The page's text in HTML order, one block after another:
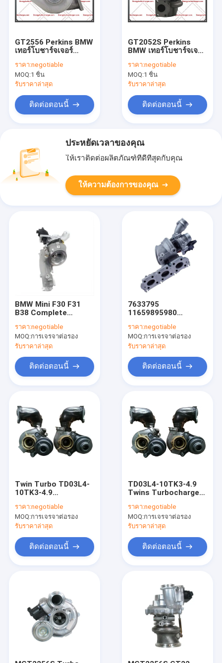
ผลิตภัณฑ์
เกี่ยวกับเรา
ทัวร์โรงงาน
GT2556 Perkins BMW
เทอร์โบชาร์จเจอร์
2674A431 1104A-44T
เครื่องยนต์
ราคา:negotiable
MOQ:1 ชิ้น
รับราคาล่าสุด
ติดต่อตอนนี้
GT2052S Perkins
BMW เทอร์โบชาร์จเจอร์
727266-5001S
452301-0001 1004-
40T
ราคา:negotiable
MOQ:1 ชิ้น
รับราคาล่าสุด
ติดต่อตอนนี้
ประหยัดเวลาของคุณ
ให้เราติดต่อผลิตภัณฑ์ที่ดีที่สุดกับคุณ
ให้ความต้องการของคุณ
BMW Mini F30 F31
B38 Complete
11657633795
11659895980
9895980 1165989580
7638795
2800013004280
7633795
ราคา:negotiable
MOQ:การเจรจาต่อรอง
รับราคาล่าสุด
ติดต่อตอนนี้
7633795
11659895980
Charger
Turbocharger FOR
BMW 116i 118i 218i
318i 418i 109PS
136PS
ราคา:negotiable
MOQ:การเจรจาต่อรอง
รับราคาล่าสุด
ติดต่อตอนนี้
Twin Turbo TD03L4-
10TK3-4.9
TD03L4W-10TK3-4.9
759302101 49131-
07326 Turbocharger
ราคา:negotiable
MOQ:การเจรจาต่อรอง
รับราคาล่าสุด
ติดต่อตอนนี้
TD03L4-10TK3-4.9
Twins Turbocharger
759302001 49131-
07326 759302101
Turbo Charger
ราคา:negotiable
MOQ:การเจรจาต่อรอง
รับราคาล่าสุด
ติดต่อตอนนี้